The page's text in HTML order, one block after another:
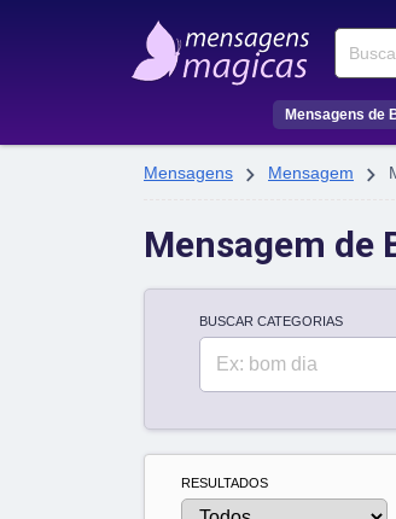
Mensagens de
Mensagens  Mensagem 
Mensagem de
BUSCAR CATEGORIAS
RESULTADOS